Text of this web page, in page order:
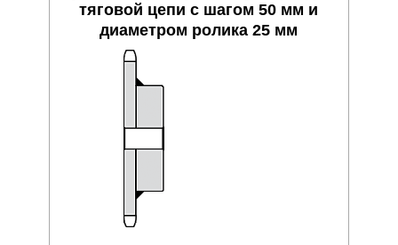
тяговой цепи с шагом 50 мм и
диаметром ролика 25 мм